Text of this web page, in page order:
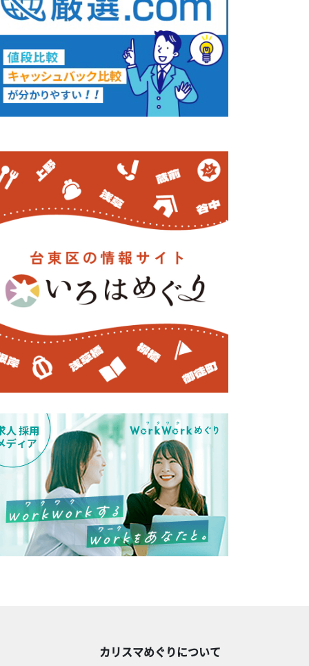
カリスマめぐりについて